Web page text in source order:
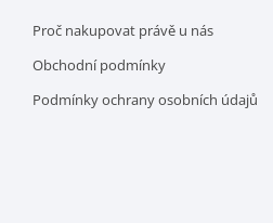
Proč nakupovat právě u nás
Obchodní podmínky
Podmínky ochrany osobních údajů